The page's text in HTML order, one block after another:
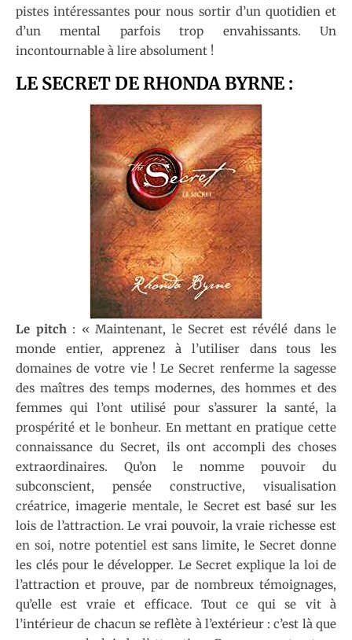
pistes intéressantes pour nous sortir d’un quotidien et
d’un mental parfois trop envahissants. Un
incontournable à lire absolument !
LE SECRET DE RHONDA BYRNE :
Le pitch: « Maintenant, le Secret est révélé dans le
monde entier, apprenez à l’utiliser dans tous les
domaines de votre vie ! Le Secret renferme la sagesse
des maîtres des temps modernes, des hommes et des
femmes qui l’ont utilisé pour s’assurer la santé, la
prospérité et le bonheur. En mettant en pratique cette
connaissance du Secret, ils ont accompli des choses
extraordinaires. Qu’on le nomme pouvoir du
subconscient, pensée constructive, visualisation
créatrice, imagerie mentale, le Secret est basé sur les
lois de l’attraction. Le vrai pouvoir, la vraie richesse est
en soi, notre potentiel est sans limite, le Secret donne
les clés pour le développer. Le Secret explique la loi de
l’attraction et prouve, par de nombreux témoignages,
qu’elle est vraie et efficace. Tout ce qui se vit à
l’intérieur de chacun se reflète à l’extérieur : c’est là que